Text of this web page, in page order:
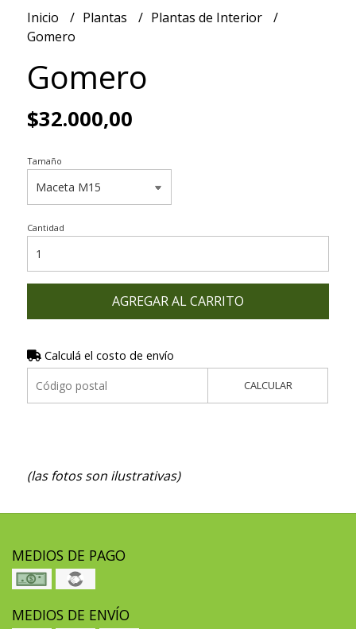
Inicio Plantas
Plantas de Interior
Gomero
Gomero
$32.000,00
Tamaño
Cantidad
AGREGAR AL CARRITO
Calculá el costo de envío
CALCULAR
(las fotos son ilustrativas)
MEDIOS DE PAGO
MEDIOS DE ENVÍO